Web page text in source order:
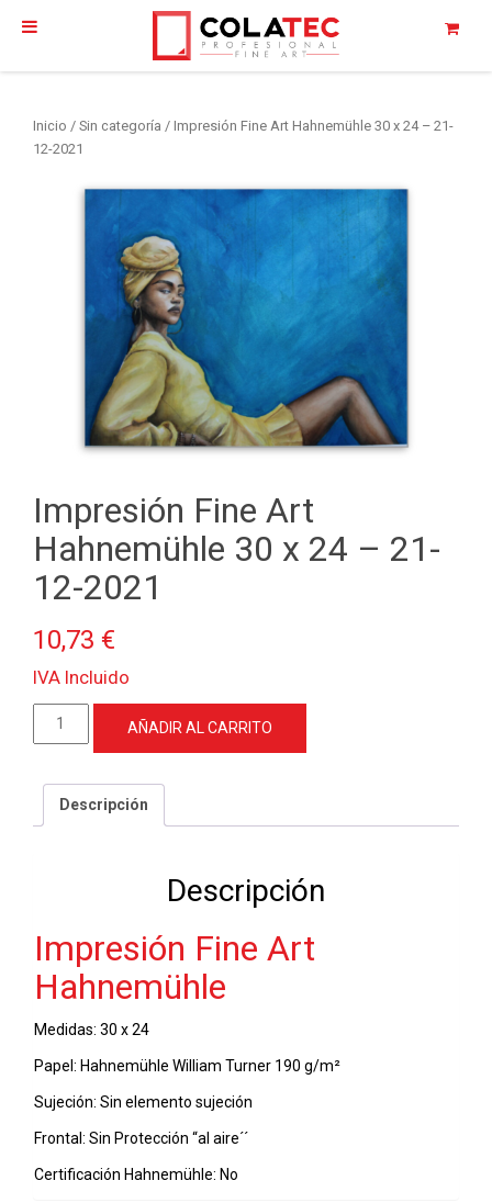
Inicio / Sin categoría / Impresión Fine Art Hahnemühle 30 x 24 – 21-
12-2021
Impresión Fine Art
Hahnemühle 30 x 24 – 21-
12-2021
10,73 €
IVA Incluido
Impresión
Fine
Hahnemühle
12-
cantidad
AÑADIR AL CARRITO
Descripción
Descripción
Impresión Fine Art
Hahnemühle
Medidas: 30 x 24
Papel: Hahnemühle William Turner 190 g/m²
Sujeción: Sin elemento sujeción
Frontal: Sin Protección “al aire´´
Certificación Hahnemühle: No